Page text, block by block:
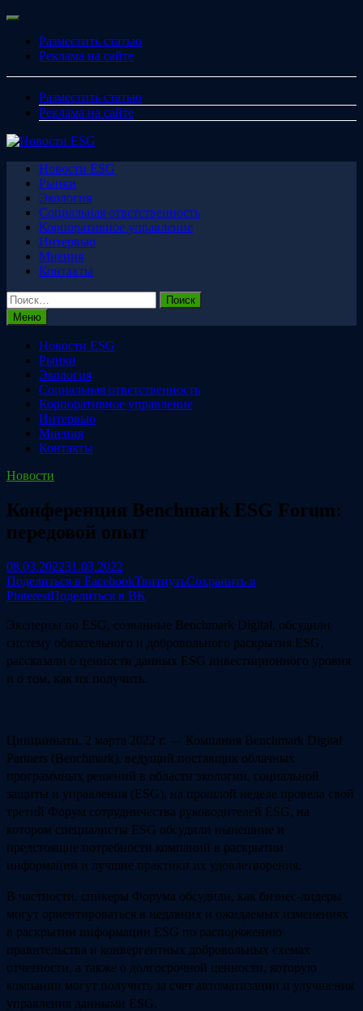
Перейти
содержимому
Меню
Разместить статью
Реклама на сайте
Разместить статью
Реклама на сайте
Новости ESG
Рынки
Экология
Социальная ответственность
Корпоративное управление
Интервью
Мнения
Контакты
Найти:
Меню
Новости ESG
Рынки
Экология
Социальная ответственность
Корпоративное управление
Интервью
Мнения
Контакты
Новости
Конференция Benchmark ESG Forum:
передовой опыт
08.03.202231.03.2022
Поделиться в FacebookТвитнутьСохранить в
PinterestПоделиться в ВК
Эксперты по ESG, созванные Benchmark Digital, обсудили
систему обязательного и добровольного раскрытия ESG,
рассказали о ценности данных ESG инвестиционного уровня
и о том, как их получить.
Цинциннати, 2 марта 2022 г. — Компания Benchmark Digital
Partners (Benchmark), ведущий поставщик облачных
программных решений в области экологии, социальной
защиты и управления (ESG), на прошлой неделе провела свой
третий Форум сотрудничества руководителей ESG, на
котором специалисты ESG обсудили нынешние и
предстоящие потребности компаний в раскрытии
информации и лучшие практики их удовлетворения.
В частности, спикеры Форума обсудили, как бизнес-лидеры
могут ориентироваться в недавних и ожидаемых изменениях
в раскрытии информации ESG по распоряжению
правительства и конвергентных добровольных схемах
отчетности, а также о долгосрочной ценности, которую
компании могут получить за счет автоматизации и улучшения
управления данными ESG.